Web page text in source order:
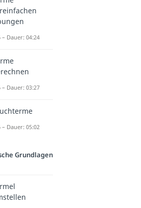
– Dauer: 04:24
– Dauer: 03:27
– Dauer: 05:02
Grundlagen